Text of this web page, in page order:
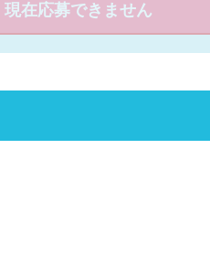
現在応募できません